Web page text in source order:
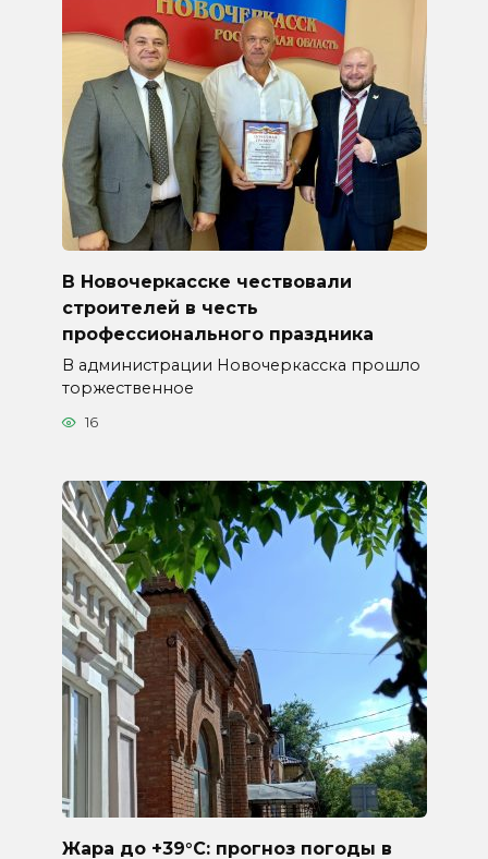
В Новочеркасске чествовали
строителей в честь
профессионального праздника
В администрации Новочеркасска прошло
торжественное
16
Жара до +39°C: прогноз погоды в